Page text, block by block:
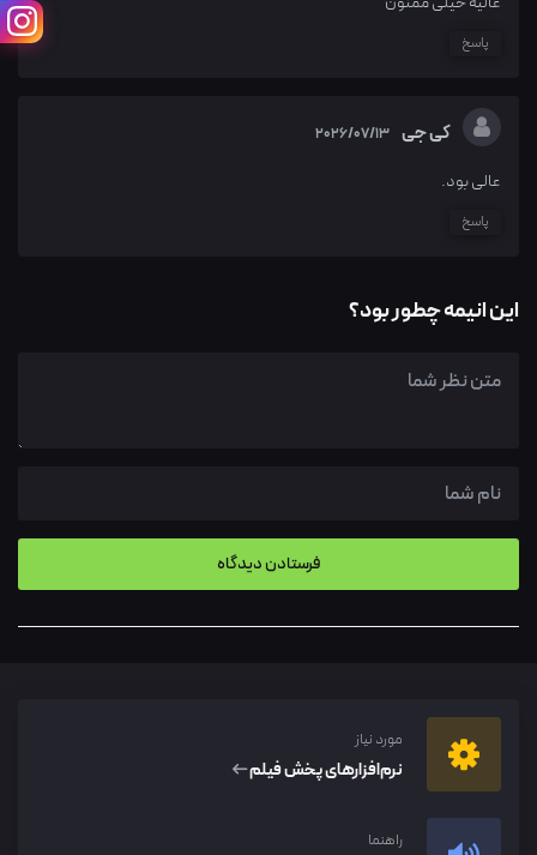
پاسخ
کی جی 2026/07/13
عالی بود.
پاسخ
این انیمه چطور بود؟
مورد نیاز
نرم‌افزار‌های پخش فیلم
راهنما